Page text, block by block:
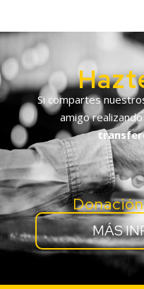
Si compartes
amigo
MÁS